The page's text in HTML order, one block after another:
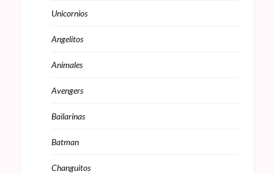
Unicornios
Angelitos
Animales
Avengers
Bailarinas
Batman
Changuitos